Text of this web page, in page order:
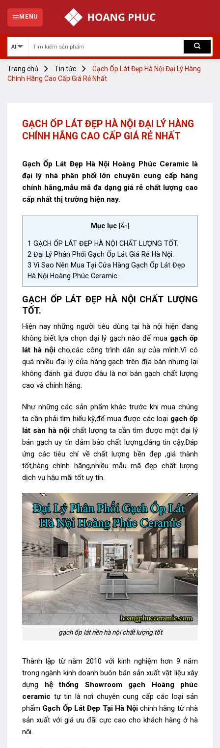
content
MENU
Trang chủ Tin tức
Gạch Ốp Lát Đẹp Hà Nội Đại Lý Hàng
Chính Hãng Cao Cấp Giá Rẻ Nhất
GẠCH ỐP LÁT ĐẸP HÀ NỘI ĐẠI LÝ HÀNG
CHÍNH HÃNG CAO CẤP GIÁ RẺ NHẤT
Gạch Ốp Lát Đẹp Hà Nội Hoàng Phúc Ceramic là
đại lý nhà phân phối lớn chuyên cung cấp hàng
chính hãng,mẫu mã đa dạng giá rẻ chất lượng cao
cấp nhất thị trường hiện nay.
Mục lục Ẩn
1 GẠCH ỐP LÁT ĐẸP HÀ NỘI CHẤT LƯỢNG TỐT.
2 Đại Lý Phân Phối Gạch Ốp Lát Giá Rẻ Hà Nội.
3 Vì Sao Nên Mua Tại Cửa Hàng Gạch Ốp Lát Đẹp
Hà Nội Hoàng Phúc Ceramic.
GẠCH ỐP LÁT ĐẸP HÀ NỘI CHẤT LƯỢNG
TỐT.
Hiện nay những người tiêu dùng tại hà nội hiện đang
không biết lựa chọn đại lý gạch nào để mua gạch ốp
lát hà nội cho,các công trình dân sự của mình.Vì có
quá nhiều đại lý cửa hàng gạch trên địa bàn nhưng lại
không đánh giá được đâu là nơi bán gạch chất lượng
cao và chính hãng.
Như những các sản phẩm khác trước khi mua chúng
ta cần phải tìm hiểu kỹ,để mua được các loại gạch ốp
lát sàn hà nội chất lượng ta cần tìm được một đại lý
bán gạch uy tín đảm bảo chất lượng,đáng tin cậy.Đáp
ứng các tiêu chí về chất lượng bền đẹp ,giá thành
tốt,hàng chính hãng,nhiều mẫu mã đẹp chất lượng
dịch vụ hậu mãi tốt uy tín.
gạch ốp lát nền hà nội chất lượng tốt
Thành lập từ năm 2010 với kinh nghiệm hơn 9 năm
trong ngành kinh doanh buôn bán sản xuất vật liệu xây
dựng hệ thống Showroom gạch Hoàng phúc
ceramic tự tin là nơi chuyên cung cấp các loại sản
phẩm Gạch Ốp Lát Đẹp Tại Hà Nội chính hãng từ nhà
sản xuất với giá ưu đãi cực cao cho khách hàng ở hà
nội.